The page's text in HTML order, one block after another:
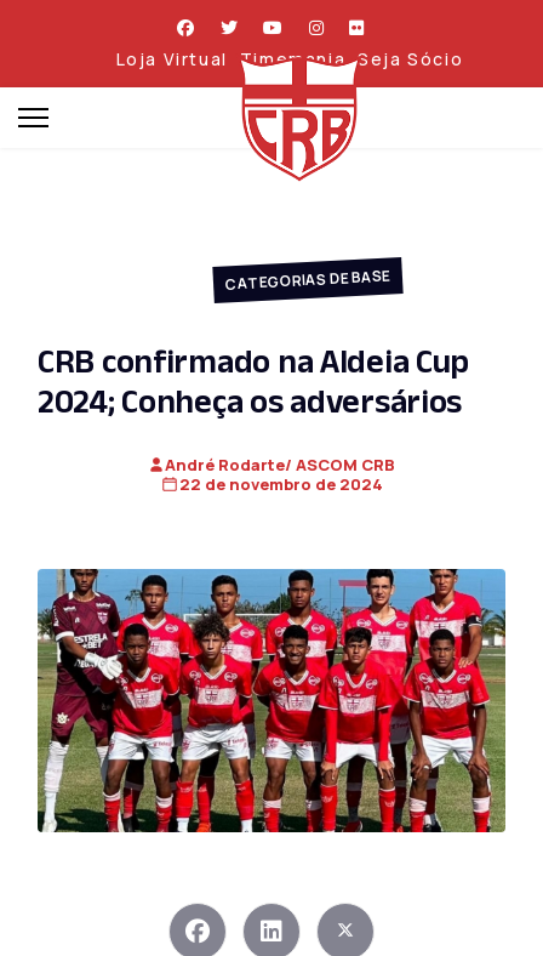
Loja Virtual Timemania Seja Sócio
CATEGORIAS DE BASE
CRB confirmado na Aldeia Cup
2024; Conheça os adversários
André Rodarte/ ASCOM CRB
22 de novembro de 2024